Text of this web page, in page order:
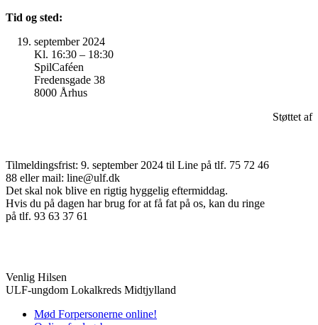
Tid og sted:
september 2024
Kl. 16:30 – 18:30
SpilCaféen
Fredensgade 38
8000 Århus
Støttet af
Tilmeldingsfrist: 9. september 2024 til Line på tlf. 75 72 46
88 eller mail: line@ulf.dk
Det skal nok blive en rigtig hyggelig eftermiddag.
Hvis du på dagen har brug for at få fat på os, kan du ringe
på tlf. 93 63 37 61
Venlig Hilsen
ULF-ungdom Lokalkreds Midtjylland
Mød Forpersonerne online!